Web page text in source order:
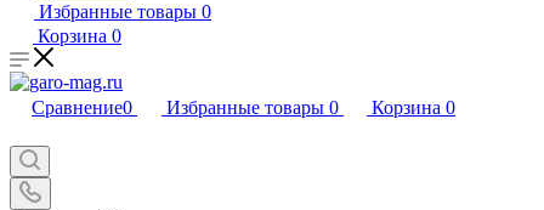
Избранные товары 0
Корзина 0
Сравнение0 Избранные товары 0 Корзина 0